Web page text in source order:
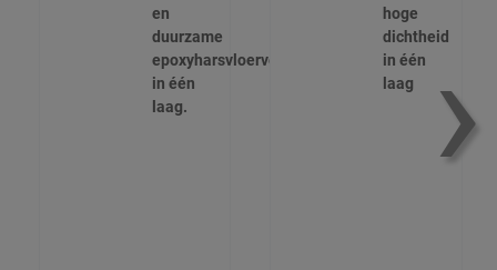
en
duurzame
epoxyharsvloerverf
in één
laag.
hoge
dichtheid
in één
laag
›